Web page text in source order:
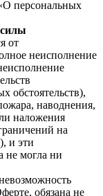
персональных
от
неисполнение
обстоятельств),
наводнения,
наложения
на
и эти
не могла ни
обязана не